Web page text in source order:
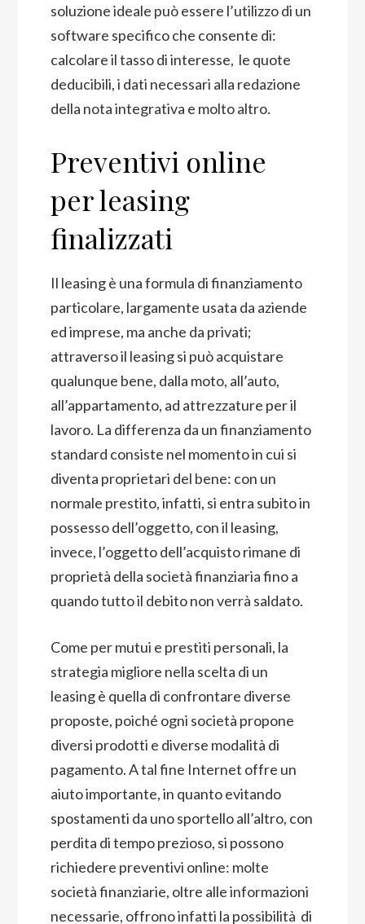
soluzione ideale può essere l’utilizzo di un
software specifico che consente di:
calcolare il tasso di interesse, le quote
deducibili, i dati necessari alla redazione
della nota integrativa e molto altro.
Preventivi online
per leasing
finalizzati
Il leasing è una formula di finanziamento
particolare, largamente usata da aziende
ed imprese, ma anche da privati;
attraverso il leasing si può acquistare
qualunque bene, dalla moto, all’auto,
all’appartamento, ad attrezzature per il
lavoro. La differenza da un finanziamento
standard consiste nel momento in cui si
diventa proprietari del bene: con un
normale prestito, infatti, si entra subito in
possesso dell’oggetto, con il leasing,
invece, l’oggetto dell’acquisto rimane di
proprietà della società finanziaria fino a
quando tutto il debito non verrà saldato.
Come per mutui e prestiti personali, la
strategia migliore nella scelta di un
leasing è quella di confrontare diverse
proposte, poiché ogni società propone
diversi prodotti e diverse modalità di
pagamento. A tal fine Internet offre un
aiuto importante, in quanto evitando
spostamenti da uno sportello all’altro, con
perdita di tempo prezioso, si possono
richiedere preventivi online: molte
società finanziarie, oltre alle informazioni
necessarie, offrono infatti la possibilità di